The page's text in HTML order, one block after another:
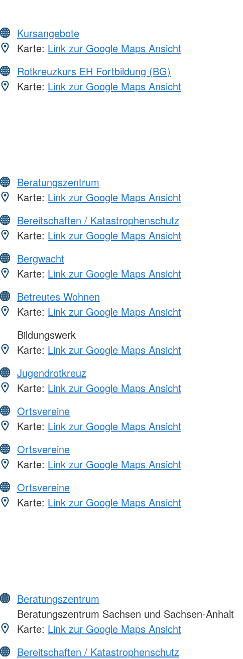
Kursangebote
Karte: Link zur Google Maps Ansicht
Rotkreuzkurs EH Fortbildung (BG)
Karte: Link zur Google Maps Ansicht
Beratungszentrum
Karte: Link zur Google Maps Ansicht
Bereitschaften / Katastrophenschutz
Karte: Link zur Google Maps Ansicht
Bergwacht
Karte: Link zur Google Maps Ansicht
Betreutes Wohnen
Karte: Link zur Google Maps Ansicht
Bildungswerk
Karte: Link zur Google Maps Ansicht
Jugendrotkreuz
Karte: Link zur Google Maps Ansicht
Ortsvereine
Karte: Link zur Google Maps Ansicht
Ortsvereine
Karte: Link zur Google Maps Ansicht
Ortsvereine
Karte: Link zur Google Maps Ansicht
Beratungszentrum
Beratungszentrum Sachsen und Sachsen-Anhalt
Karte: Link zur Google Maps Ansicht
Bereitschaften / Katastrophenschutz